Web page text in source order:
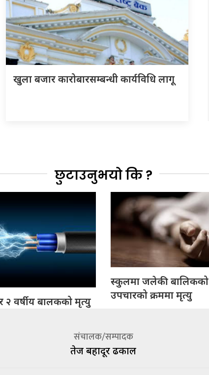
खुला बजार कारोबारसम्बन्धी कार्यविधि लागू
छुटाउनुभयो कि ?
२ वर्षीय बालकको मृत्यु
स्कुलमा जलेकी बालिकको
उपचारको क्रममा मृत्यु
संचालक/सम्पादक
तेज बहादूर ढकाल